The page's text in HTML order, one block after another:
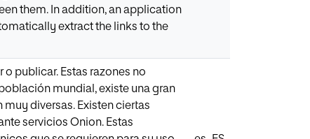
them. In addition, an application
extract the links to the
publicar. Estas razones no
mundial, existe una gran
diversas. Existen ciertas
servicios Onion. Estas